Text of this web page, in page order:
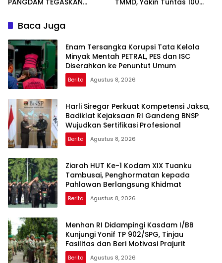
PANGDAM TEGASKAN
MENJAGA STABILITAS
NASIONAL
TMMD, Yakin Tuntas 100
Baca Juga
Enam Tersangka Korupsi Tata Kelola
Minyak Mentah PETRAL, PES dan ISC
Diserahkan ke Penuntut Umum
Berita Agustus 8, 2026
Harli Siregar Perkuat Kompetensi Jaksa,
Badiklat Kejaksaan RI Gandeng BNSP
Wujudkan Sertifikasi Profesional
Berita Agustus 8, 2026
Ziarah HUT Ke-1 Kodam XIX Tuanku
Tambusai, Penghormatan kepada
Pahlawan Berlangsung Khidmat
Berita Agustus 8, 2026
Menhan RI Didampingi Kasdam I/BB
Kunjungi Yonif TP 902/SPG, Tinjau
Fasilitas dan Beri Motivasi Prajurit
Berita Agustus 8, 2026